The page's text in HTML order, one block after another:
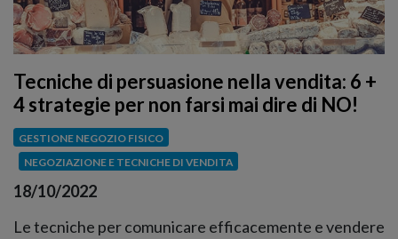
Tecniche di persuasione nella vendita: 6 +
4 strategie per non farsi mai dire di NO!
GESTIONE NEGOZIO FISICO
NEGOZIAZIONE E TECNICHE DI VENDITA
18/10/2022
Le tecniche per comunicare efficacemente e vendere